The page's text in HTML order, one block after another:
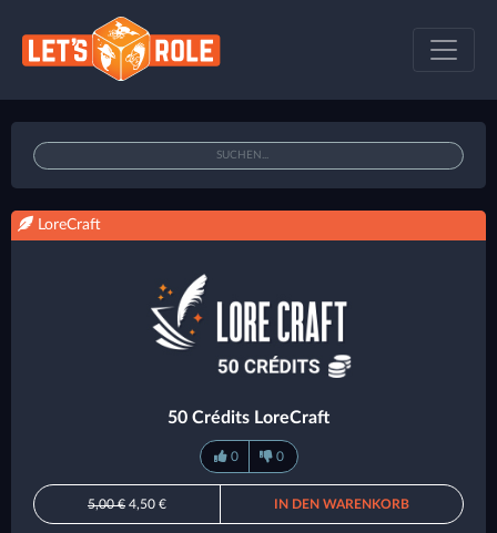
LoreCraft
50 Crédits LoreCraft
0 0
5,00 € 4,50 € IN DEN WARENKORB